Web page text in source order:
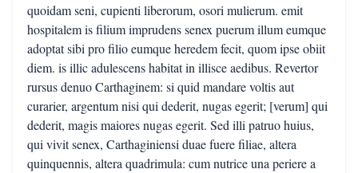
quoidam seni, cupienti liberorum, osori mulierum. emit
hospitalem is filium imprudens senex puerum illum eumque
adoptat sibi pro filio eumque heredem fecit, quom ipse obiit
diem. is illic adulescens habitat in illisce aedibus. Revertor
rursus denuo Carthaginem: si quid mandare voltis aut
curarier, argentum nisi qui dederit, nugas egerit; [verum] qui
dederit, magis maiores nugas egerit. Sed illi patruo huius,
qui vivit senex, Carthaginiensi duae fuere filiae, altera
quinquennis, altera quadrimula: cum nutrice una periere a